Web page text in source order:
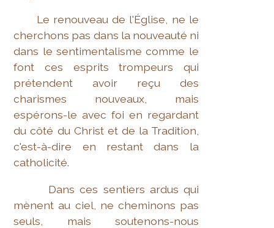
Le renouveau de l'Église, ne le
cherchons pas dans la nouveauté ni
dans le sentimentalisme comme le
font ces esprits trompeurs qui
prétendent avoir reçu des
charismes nouveaux, mais
espérons-le avec foi en regardant
du côté du Christ et de la Tradition,
c'est-à-dire en restant dans la
catholicité.
Dans ces sentiers ardus qui
mènent au ciel, ne cheminons pas
seuls, mais soutenons-nous